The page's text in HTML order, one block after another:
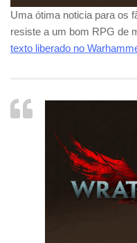
Uma ótima noticia para os
resiste a um bom RPG de
texto liberado no